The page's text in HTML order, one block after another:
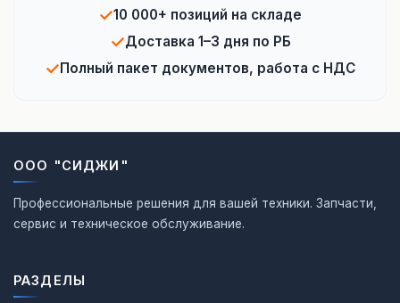
✓10 000+ позиций на складе
✓Доставка 1–3 дня по РБ
✓Полный пакет документов, работа с НДС
ООО "СИДЖИ"
Профессиональные решения для вашей техники. Запчасти,
сервис и техническое обслуживание.
РАЗДЕЛЫ